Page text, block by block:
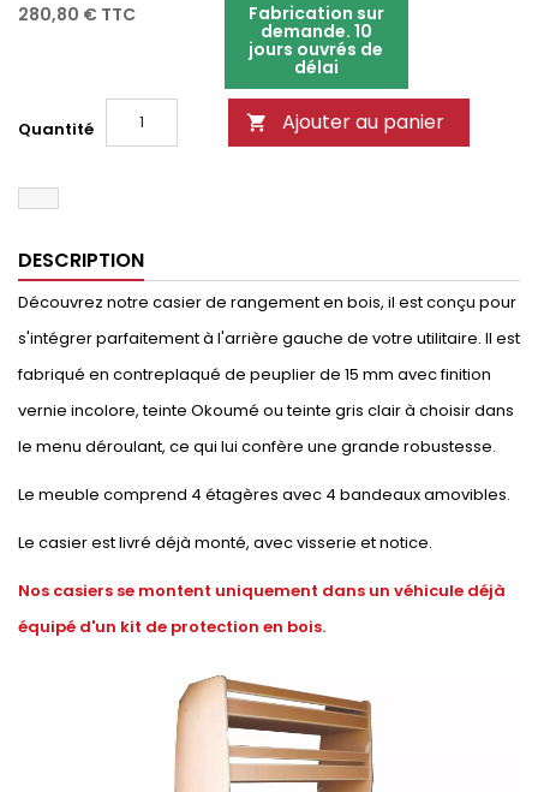
280,80 € TTC Fabrication sur
demande. 10
jours ouvrés de
délai
Quantité  Ajouter au panier
DESCRIPTION
Découvrez notre casier de rangement en bois, il est conçu pour
s'intégrer parfaitement à l'arrière gauche de votre utilitaire. Il est
fabriqué en contreplaqué de peuplier de 15 mm avec finition
vernie incolore, teinte Okoumé ou teinte gris clair à choisir dans
le menu déroulant, ce qui lui confère une grande robustesse.
Le meuble comprend 4 étagères avec 4 bandeaux amovibles.
Le casier est livré déjà monté, avec visserie et notice.
Nos casiers se montent uniquement dans un véhicule déjà
équipé d'un kit de protection en bois.